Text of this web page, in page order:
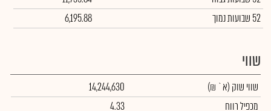
52 שבועות נמוך
6,195.88
שווי
שווי שוק (א` ₪)
14,244,630
מכפיל רווח
4.33